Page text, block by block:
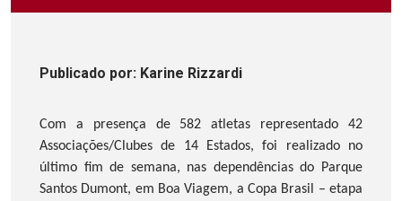
Publicado por: Karine Rizzardi
Com a presença de 582 atletas representado 42
Associações/Clubes de 14 Estados, foi realizado no
último fim de semana, nas dependências do Parque
Santos Dumont, em Boa Viagem, a Copa Brasil – etapa